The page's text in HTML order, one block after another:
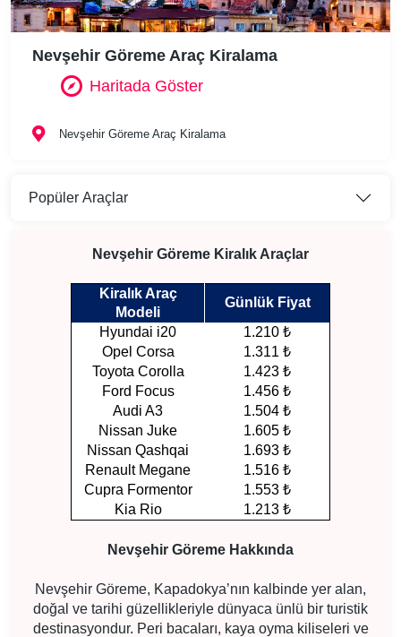
Nevşehir Göreme Kiralık Araçlar
Kiralık Araç
Modeli
Günlük Fiyat
Hyundai i20
1.210 ₺
Opel Corsa
1.311 ₺
Toyota Corolla
1.423 ₺
Ford Focus
1.456 ₺
Audi A3
1.504 ₺
Nissan Juke
1.605 ₺
Nissan Qashqai
1.693 ₺
Renault Megane
1.516 ₺
Cupra Formentor
1.553 ₺
Kia Rio
1.213 ₺
Nevşehir Göreme Hakkında
Nevşehir Göreme, Kapadokya’nın kalbinde yer alan,
doğal ve tarihi güzellikleriyle dünyaca ünlü bir turistik
destinasyondur. Peri bacaları, kaya oyma kiliseleri ve
Nevşehir Göreme Araç Kiralama
Haritada Göster
Nevşehir Göreme Araç Kiralama
Popüler Araçlar